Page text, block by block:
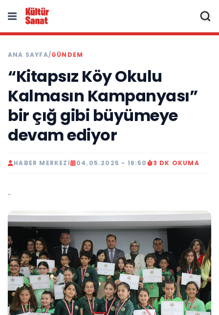
ANA SAYFA/GÜNDEM
“Kitapsız Köy Okulu
Kalmasın Kampanyası”
bir çığ gibi büyümeye
devam ediyor
HABER MERKEZI 04.05.2025 - 16:50 3 DK OKUMA
..